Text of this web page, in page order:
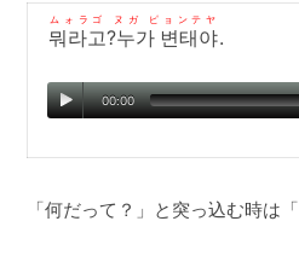
뭐라고?누가 변태야
ムォラゴ ヌガ ピョンテヤ
.
00:00
「何だって？」と突っ込む時は「